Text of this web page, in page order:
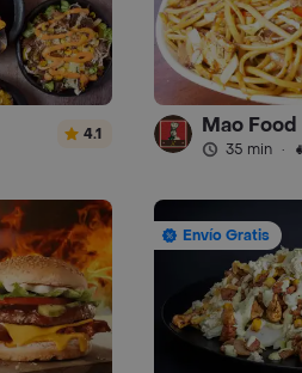
4.1 Mao Food
35 min ·
Envío Gratis